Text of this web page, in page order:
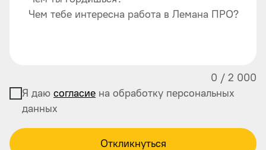
Чем тебе интересна работа в Лемана ПРО?
0 / 2 000
Я даю согласие на обработку персональных
данных
Откликнуться